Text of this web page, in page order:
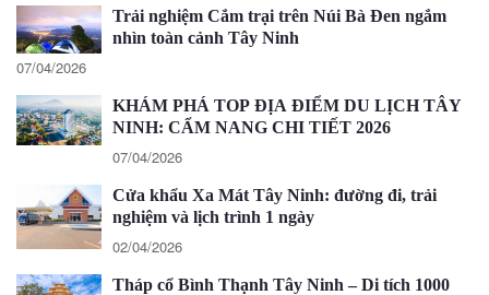
Trải nghiệm Cắm trại trên Núi Bà Đen ngắm
nhìn toàn cảnh Tây Ninh
07/04/2026
KHÁM PHÁ TOP ĐỊA ĐIỂM DU LỊCH TÂY
NINH: CẨM NANG CHI TIẾT 2026
07/04/2026
Cửa khẩu Xa Mát Tây Ninh: đường đi, trải
nghiệm và lịch trình 1 ngày
02/04/2026
Tháp cổ Bình Thạnh Tây Ninh – Di tích 1000